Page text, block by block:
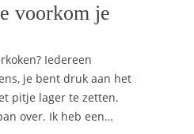
voorkom je
Iedereen
je bent druk aan het
pitje lager te zetten.
over. Ik heb een…